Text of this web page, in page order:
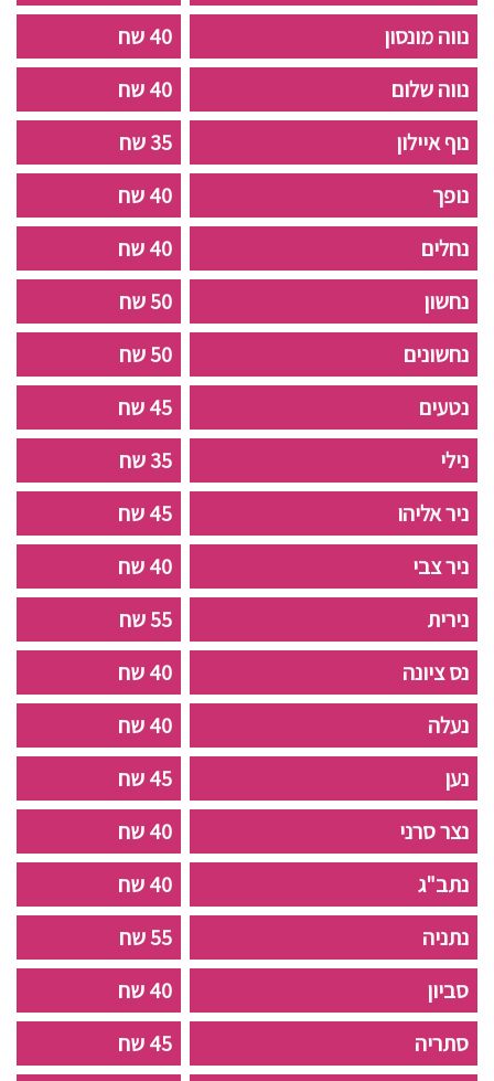
נווה מונסון
40 שח
נווה שלום
40 שח
נוף איילון
35 שח
נופך
40 שח
נחלים
40 שח
נחשון
50 שח
נחשונים
50 שח
נטעים
45 שח
נילי
35 שח
ניר אליהו
45 שח
ניר צבי
40 שח
נירית
55 שח
נס ציונה
40 שח
נעלה
40 שח
נען
45 שח
נצר סרני
40 שח
נתב"ג
40 שח
נתניה
55 שח
סביון
40 שח
סתריה
45 שח